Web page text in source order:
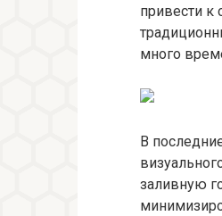
привести к
много
В
заливную